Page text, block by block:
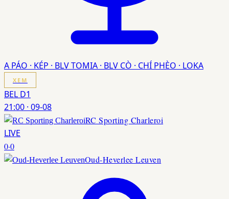
A PÁO · KÉP · BLV TOMIA · BLV CÒ · CHÍ PHÈO · LOKA
XEM
BEL D1
21:00 · 09-08
RC Sporting Charleroi
LIVE
0·0
Oud-Heverlee Leuven